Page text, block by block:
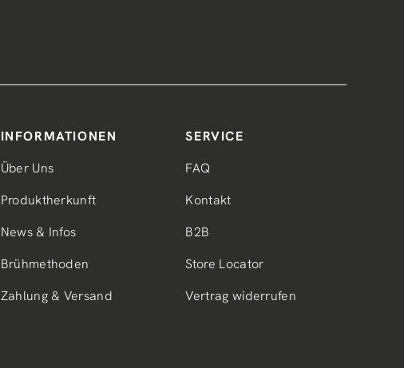
INFORMATIONEN
Über Uns
Produktherkunft
News & Infos
Brühmethoden
Zahlung & Versand
SERVICE
FAQ
Kontakt
B2B
Store Locator
Vertrag widerrufen